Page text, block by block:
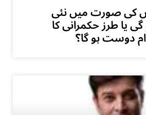
کی صورت میں نئی
یا طرز حکمرانی کا
دوست ہو گا؟